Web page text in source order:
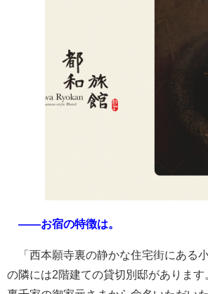
――お宿の特徴は。
「西本願寺裏の静かな住宅街にある
の隣には2階建ての貸切別邸があります